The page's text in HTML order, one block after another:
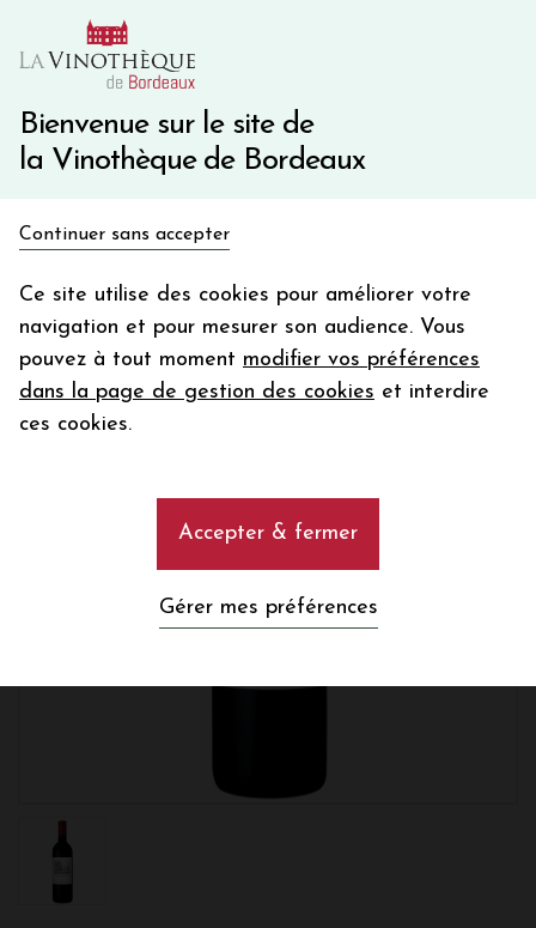
Bienvenue sur le site de
la Vinothèque de Bordeaux
Continuer sans accepter
Ce site utilise des cookies pour améliorer votre
navigation et pour mesurer son audience. Vous
pouvez à tout moment modifier vos préférences
dans la page de gestion des cookies et interdire
ces cookies.
Accepter & fermer
Gérer mes préférences
10€ de remise immédiate sur votre première commande
Une question ?
en bon d'achat
Votre
email
En m’abonnant, j’accepte de recevoir la newsletter de la